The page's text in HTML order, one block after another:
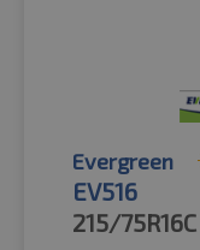
Evergreen
EV516
215/75R16C